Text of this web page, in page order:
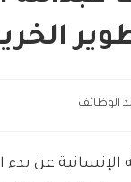
الوظائف
عن بدء